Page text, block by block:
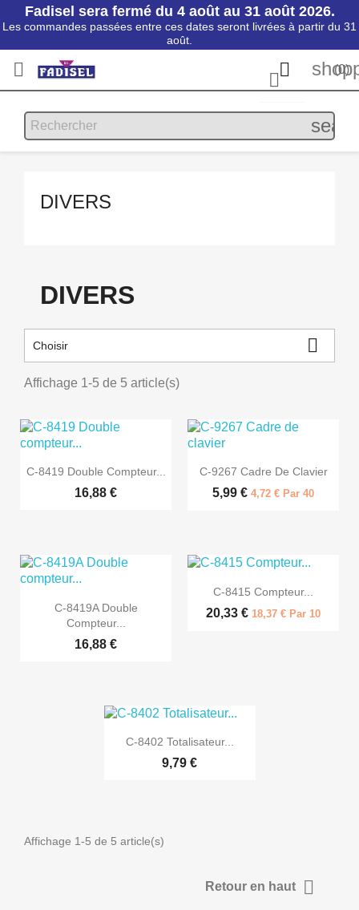
Fadisel sera fermé du 4 août au 31 août 2026.
Les commandes passées entre ces dates seront livrées à partir du 31
août.

 (0)

DIVERS
DIVERS
Choisir 
Affichage 1-5 de 5 article(s)
 Aperçu rapide
C-8419 Double Compteur...
16,88 €
 Aperçu rapide
C-9267 Cadre De Clavier
5,99 € 4,72 € Par 40
 Aperçu rapide
C-8419A Double
Compteur...
16,88 €
 Aperçu rapide
C-8415 Compteur...
20,33 € 18,37 € Par 10
 Aperçu rapide
C-8402 Totalisateur...
9,79 €
Affichage 1-5 de 5 article(s)
Retour en haut 